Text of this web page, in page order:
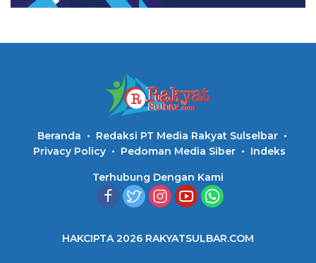
Beranda
Redaksi PT Media Rakyat Sulselbar
Privacy Policy
Pedoman Media Siber Indeks
Terhubung Dengan Kami
HAKCIPTA 2026 RAKYATSULBAR.COM